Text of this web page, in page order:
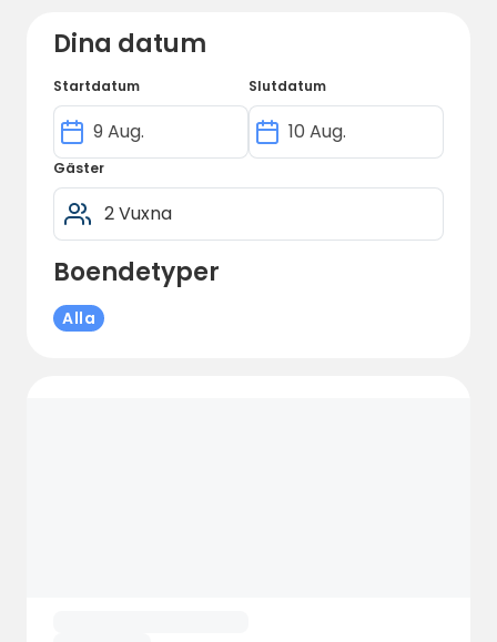
Dina datum
Startdatum Slutdatum
Gäster
Boendetyper
Alla